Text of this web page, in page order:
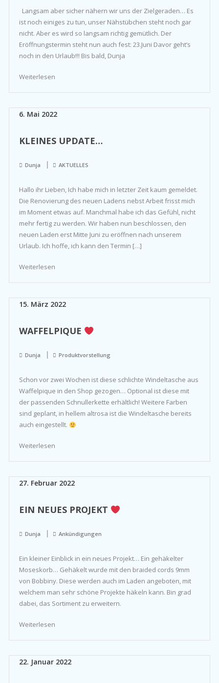
Langsam aber sicher nähern wir uns der Zielgeraden… Es
ist noch einiges zu tun, unser Nähstübchen steht noch gar
nicht. Aber es wird so langsam richtig gemütlich. Der
Eröffnungstermin steht nun auch fest: 23.Juni Davor geht’s
noch in den Urlaub!!! Bis bald, Dunja
Weiterlesen
6. Mai 2022
KLEINES UPDATE…
Dunja AKTUELLES
Hallo ihr Lieben, Ich habe mich in letzter Zeit kaum gemeldet.
Die Renovierung des neuen Ladens nebst Arbeit frisst mich
im Moment etwas auf. Manchmal habe ich das Gefühl, nicht
mehr fertig zu werden. Wir haben nun beschlossen, den
neuen Laden erst Mitte Juni zu eröffnen nach unserem
Urlaub. Ich hoffe, ich kann den Termin […]
Weiterlesen
15. März 2022
WAFFELPIQUE
Dunja Produktvorstellung
Schon vor zwei Wochen ist diese schlichte Windeltasche aus
Waffelpique in den Shop gezogen… Optional ist diese mit
der passenden Schnullerkette erhältlich! Weitere Farben
sind geplant, in hellem altrosa ist die Windeltasche bereits
auch eingestellt.
Weiterlesen
27. Februar 2022
EIN NEUES PROJEKT
Dunja Ankündigungen
Ein kleiner Einblick in ein neues Projekt… Ein gehäkelter
Moseskorb… Gehäkelt wurde mit den braided cords 9mm
von Bobbiny. Diese werden auch im Laden angeboten, mit
welchem man sehr schöne Projekte häkeln kann. Bin grad
dabei, das Sortiment zu erweitern.
Weiterlesen
22. Januar 2022